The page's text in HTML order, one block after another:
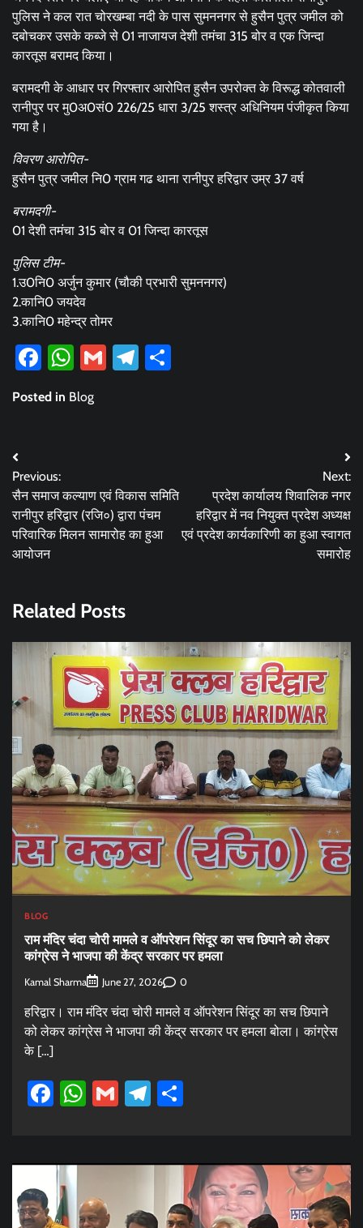
पुलिस ने कल रात चोरखम्बा नदी के पास सुमननगर से हुसैन पुत्र जमील को
दबोचकर उसके कब्जे से 01 नाजायज देशी तमंचा 315 बोर व एक जिन्दा
कारतूस बरामद किया।
बरामदगी के आधार पर गिरफ्तार आरोपित हुसैन उपरोक्त के विरूद्ध कोतवाली
रानीपुर पर मु0अ0सं0 226/25 धारा 3/25 शस्त्र अधिनियम पंजीकृत किया
गया है।
विवरण आरोपित-
हुसैन पुत्र जमील नि0 ग्राम गढ थाना रानीपुर हरिद्वार उम्र 37 वर्ष
बरामदगी-
01 देशी तमंचा 315 बोर व 01 जिन्दा कारतूस
पुलिस टीम-
1.उ0नि0 अर्जुन कुमार (चौकी प्रभारी सुमननगर)
2.कानि0 जयदेव
3.कानि0 महेन्द्र तोमर
Facebook
WhatsApp
GmailTelegram
Posted in Blog
Post
navigation
Previous:
सैन समाज कल्याण एवं विकास समिति
रानीपुर हरिद्वार (रजि०) द्वारा पंचम
परिवारिक मिलन सामारोह का हुआ
आयोजन
Next:
प्रदेश कार्यालय शिवालिक नगर
हरिद्वार में नव नियुक्त प्रदेश अध्यक्ष
एवं प्रदेश कार्यकारिणी का हुआ स्वागत
समारोह
Related Posts
BLOG
राम मंदिर चंदा चोरी मामले व ऑपरेशन सिंदूर का सच छिपाने को लेकर
कांग्रेस ने भाजपा की केंद्र सरकार पर हमला
Kamal Sharma June 27, 2026 0
हरिद्वार। राम मंदिर चंदा चोरी मामले व ऑपरेशन सिंदूर का सच छिपाने
को लेकर कांग्रेस ने भाजपा की केंद्र सरकार पर हमला बोला। कांग्रेस
के […]
Facebook
WhatsApp
GmailTelegram